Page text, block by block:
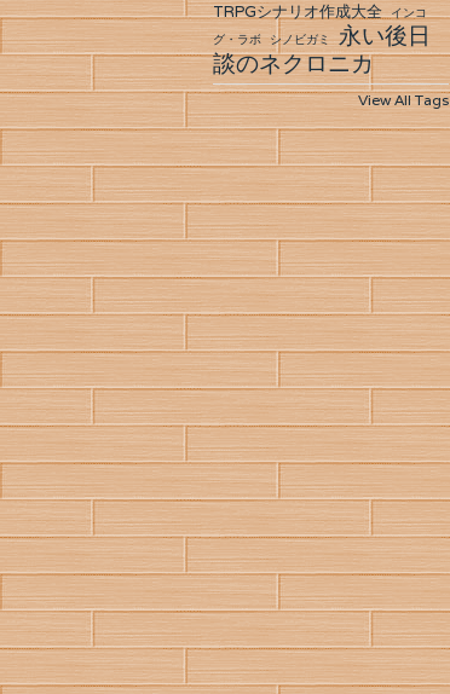
TRPGシナリオ作成大全 インコ
グ・ラボ
シノビガミ 永い後日
談のネクロニカ
View All Tags